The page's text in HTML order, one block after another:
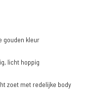
gouden kleur
licht hoppig
zoet met redelijke body